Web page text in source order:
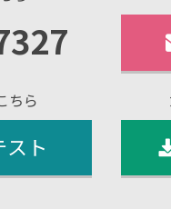
ちら
ト